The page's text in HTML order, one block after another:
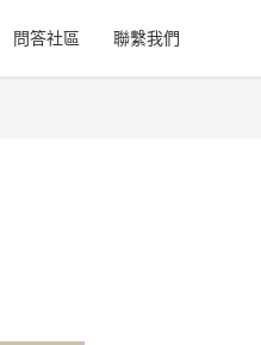
問答社區 聯繫我們